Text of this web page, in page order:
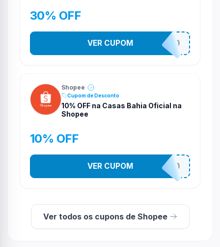
30% OFF
CASATEL30
VER CUPOM
Shopee
Cupom de Desconto
10% OFF na Casas Bahia Oficial na
Shopee
10% OFF
CASATEL10
VER CUPOM
Ver todos os cupons de Shopee